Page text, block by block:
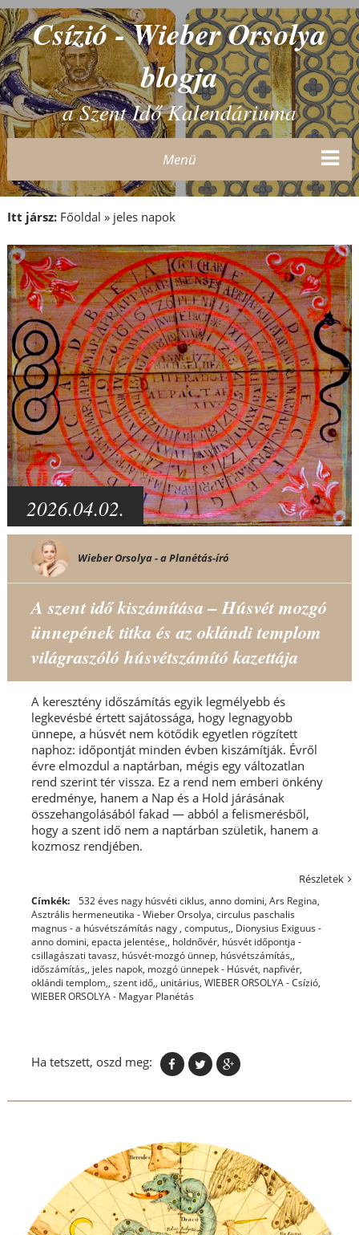
Csízió - Wieber Orsolya
blogja
a Szent Idő Kalendáriuma
Menü
Itt jársz: Főoldal » jeles napok
2026.04.02.
Wieber Orsolya - a Planétás-író
A szent idő kiszámítása – Húsvét mozgó
ünnepének titka és az oklándi templom
világraszóló húsvétszámító kazettája
A keresztény időszámítás egyik legmélyebb és
legkevésbé értett sajátossága, hogy legnagyobb
ünnepe, a húsvét nem kötődik egyetlen rögzített
naphoz: időpontját minden évben kiszámítják. Évről
évre elmozdul a naptárban, mégis egy változatlan
rend szerint tér vissza. Ez a rend nem emberi önkény
eredménye, hanem a Nap és a Hold járásának
összehangolásából fakad — abból a felismerésből,
hogy a szent idő nem a naptárban születik, hanem a
kozmosz rendjében.
Részletek
Címkék: 532 éves nagy húsvéti ciklus, anno domini, Ars Regina,
Asztrális hermeneutika - Wieber Orsolya, circulus paschalis
magnus - a húsvétszámítás nagy , computus,, Dionysius Exiguus -
anno domini, epacta jelentése,, holdnővér, húsvét időpontja -
csillagászati tavasz, húsvét-mozgó ünnep, húsvétszámítás,,
időszámítás,, jeles napok, mozgó ünnepek - Húsvét, napfivér,
oklándi templom,, szent idő,, unitárius, WIEBER ORSOLYA - Csízió,
WIEBER ORSOLYA - Magyar Planétás
Ha tetszett, oszd meg: